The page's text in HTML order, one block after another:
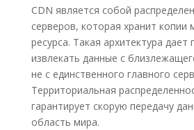
CDN является собой
серверов, которая хранит копии
ресурса. Такая архитектура
извлекать данные с
не с единственного главного
Территориальная
гарантирует скорую передачу
область мира.